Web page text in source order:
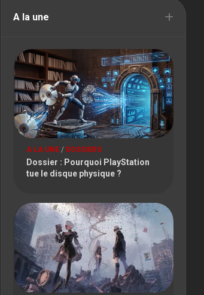
TOKYO
SHOW
TOULOUSE
GAME
A la une
A LA UNE / DOSSIERS
Dossier : Pourquoi PlayStation
tue le disque physique ?